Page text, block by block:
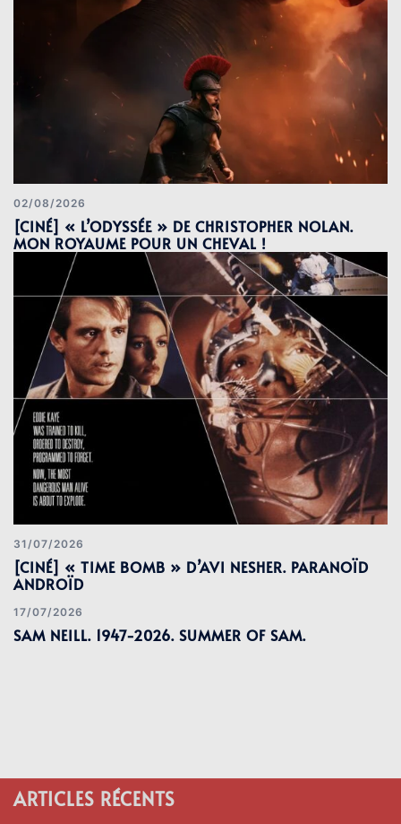
02/08/2026
[CINÉ] « L’ODYSSÉE » DE CHRISTOPHER NOLAN.
MON ROYAUME POUR UN CHEVAL !
31/07/2026
[CINÉ] « TIME BOMB » D’AVI NESHER. PARANOÏD
ANDROÏD
17/07/2026
SAM NEILL. 1947-2026. SUMMER OF SAM.
ARTICLES RÉCENTS